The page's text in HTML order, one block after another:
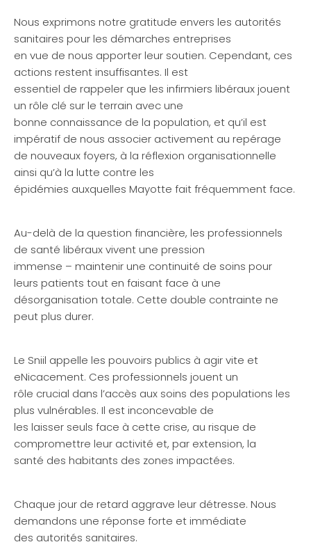
Nous exprimons notre gratitude envers les autorités
sanitaires pour les démarches entreprises
en vue de nous apporter leur soutien. Cependant, ces
actions restent insuffisantes. Il est
essentiel de rappeler que les infirmiers libéraux jouent
un rôle clé sur le terrain avec une
bonne connaissance de la population, et qu’il est
impératif de nous associer activement au repérage
de nouveaux foyers, à la réflexion organisationnelle
ainsi qu’à la lutte contre les
épidémies auxquelles Mayotte fait fréquemment face.
Au-delà de la question financière, les professionnels
de santé libéraux vivent une pression
immense – maintenir une continuité de soins pour
leurs patients tout en faisant face à une
désorganisation totale. Cette double contrainte ne
peut plus durer.
Le Sniil appelle les pouvoirs publics à agir vite et
eNicacement. Ces professionnels jouent un
rôle crucial dans l’accès aux soins des populations les
plus vulnérables. Il est inconcevable de
les laisser seuls face à cette crise, au risque de
compromettre leur activité et, par extension, la
santé des habitants des zones impactées.
Chaque jour de retard aggrave leur détresse. Nous
demandons une réponse forte et immédiate
des autorités sanitaires.